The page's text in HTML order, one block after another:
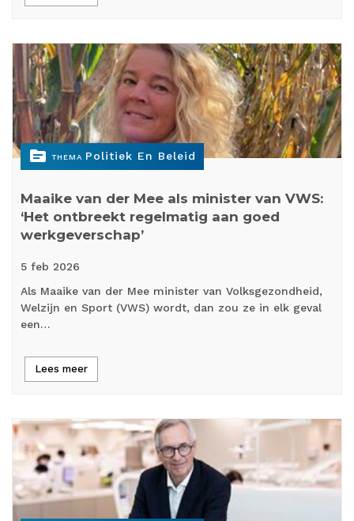
topic THEMA Politiek En Beleid
Maaike van der Mee als minister van VWS:
‘Het ontbreekt regelmatig aan goed
werkgeverschap’
5 feb 2026
Als Maaike van der Mee minister van Volksgezondheid,
Welzijn en Sport (VWS) wordt, dan zou ze in elk geval
een…
Lees meer